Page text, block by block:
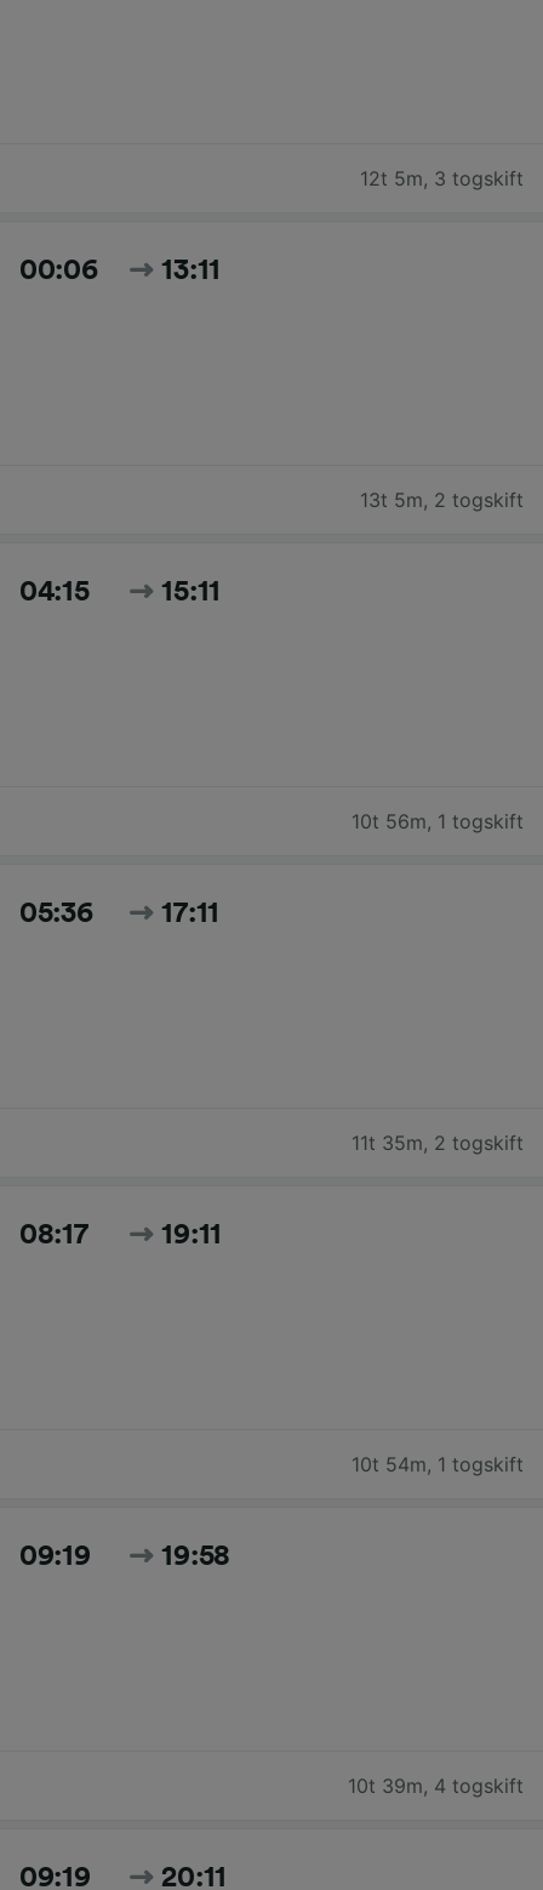
12t 5m, 3 togskift
00:06 13:11
13t 5m, 2 togskift
04:15 15:11
10t 56m, 1 togskift
05:36 17:11
11t 35m, 2 togskift
08:17 19:11
10t 54m, 1 togskift
09:19 19:58
10t 39m, 4 togskift
09:19 20:11